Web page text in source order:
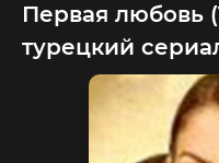
Первая любовь
турецкий